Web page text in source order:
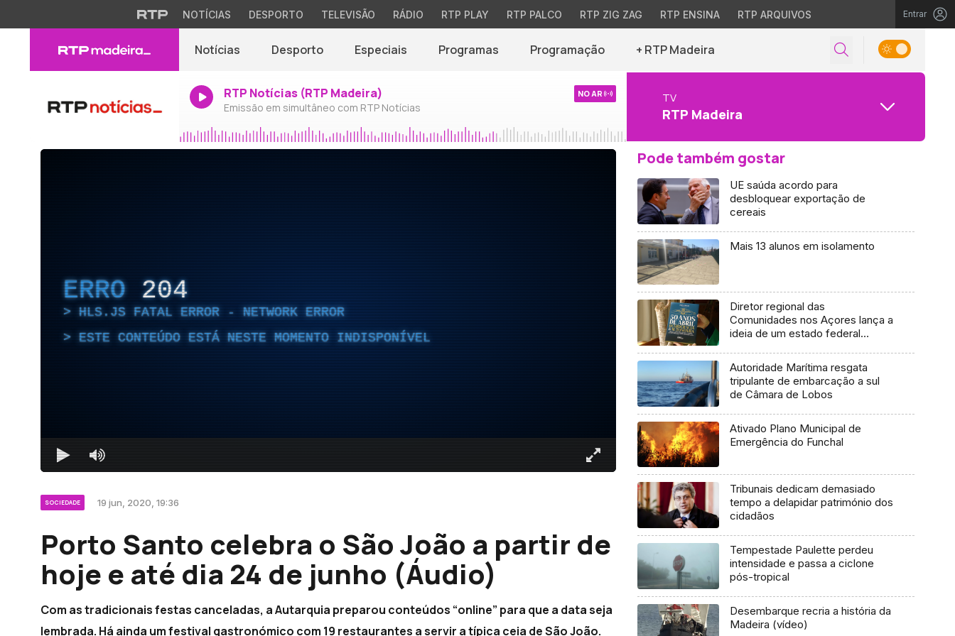
NOTÍCIAS DESPORTO TELEVISÃO RÁDIO RTP PLAY RTP PALCO RTP ZIG ZAG RTP ENSINA RTP ARQUIVOS Entrar
Notícias Desporto Especiais Programas Programação + RTP Madeira
RTP Notícias (RTP Madeira)
Emissão em simultâneo com RTP Notícias
NO AR TV
RTP Madeira
ERRO 204
HLS.JS FATAL ERROR - NETWORK ERROR
ESTE CONTEÚDO ESTÁ NESTE MOMENTO INDISPONÍVEL
SOCIEDADE 19 jun, 2020, 19:36
Porto Santo celebra o São João a partir de
hoje e até dia 24 de junho (Áudio)
Com as tradicionais festas canceladas, a Autarquia preparou conteúdos “online” para que a data seja
lembrada. Há ainda um festival gastronómico com 19 restaurantes a servir a típica ceia de São João.
Pode também gostar
UE saúda acordo para
desbloquear exportação de
cereais
Mais 13 alunos em isolamento
Diretor regional das
Comunidades nos Açores lança a
ideia de um estado federal
Autoridade Marítima resgata
tripulante de embarcação a sul
de Câmara de Lobos
Ativado Plano Municipal de
Emergência do Funchal
Tribunais dedicam demasiado
tempo a delapidar património dos
cidadãos
Tempestade Paulette perdeu
intensidade e passa a ciclone
pós-tropical
Desembarque recria a história da
Madeira (vídeo)